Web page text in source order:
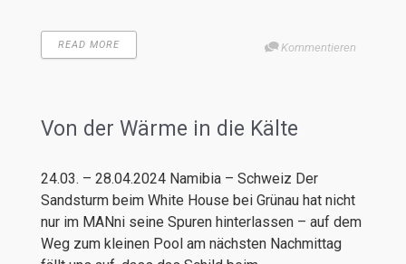
READ MORE Kommentieren
Von der Wärme in die Kälte
24.03. – 28.04.2024 Namibia – Schweiz Der
Sandsturm beim White House bei Grünau hat nicht
nur im MANni seine Spuren hinterlassen – auf dem
Weg zum kleinen Pool am nächsten Nachmittag